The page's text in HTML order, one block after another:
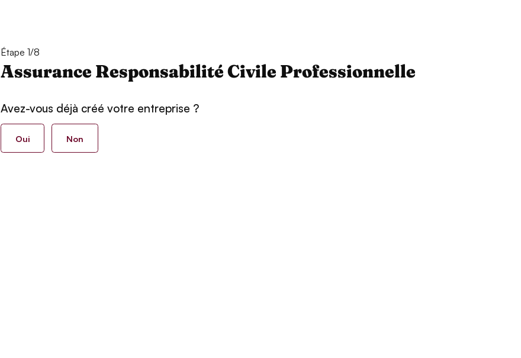
Étape 1/8
Assurance Responsabilité Civile Professionnelle
Avez-vous déjà créé votre entreprise ?
Oui Non